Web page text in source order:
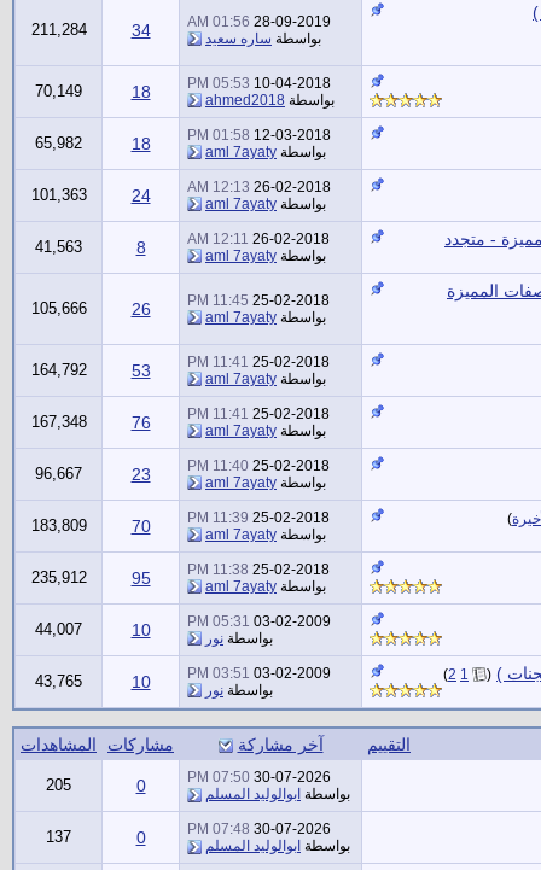
28-09-2019
01:56 AM
بواسطة ساره سعيد 34
211,284
10-04-2018
05:53 PM
بواسطة ahmed2018
18
70,149
12-03-2018
01:58 PM
بواسطة aml 7ayaty
18
65,982
26-02-2018
12:13 AM
بواسطة aml 7ayaty
24
101,363
- متجدد 26-02-2018
12:11 AM
بواسطة aml 7ayaty
8
41,563
المميزة 25-02-2018
11:45 PM
بواسطة aml 7ayaty
26
105,666
25-02-2018
11:41 PM
بواسطة aml 7ayaty
53
164,792
25-02-2018
11:41 PM
بواسطة aml 7ayaty
76
167,348
25-02-2018
11:40 PM
بواسطة aml 7ayaty
23
96,667
)
25-02-2018
11:39 PM
بواسطة aml 7ayaty
70
183,809
25-02-2018
11:38 PM
بواسطة aml 7ayaty
95
235,912
03-02-2009
05:31 PM
بواسطة نور 10
44,007
)
(
1
2
)
03-02-2009
03:51 PM
بواسطة نور 10
43,765
التقييم آخر مشاركة مشاركات المشاهدات
30-07-2026
07:50 PM
بواسطة ابوالوليد المسلم 0
205
30-07-2026
07:48 PM
بواسطة ابوالوليد المسلم 0
137